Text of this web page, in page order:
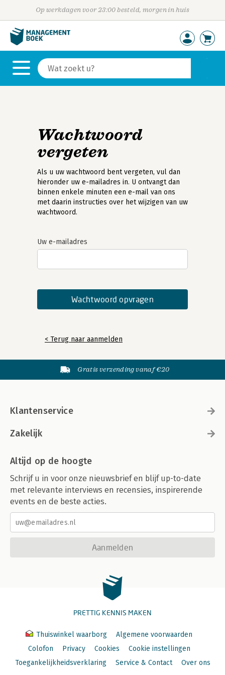
Op werkdagen voor 23:00 besteld, morgen in huis
Wachtwoord
vergeten
Als u uw wachtwoord bent vergeten, vul dan
hieronder uw e-mailadres in. U ontvangt dan
binnen enkele minuten een e-mail van ons
met daarin instructies over het wijzigen van uw
wachtwoord.
Uw e-mailadres
< Terug naar aanmelden
Gratis verzending vanaf €20
Klantenservice
Zakelijk
Altijd op de hoogte
Schrijf u in voor onze nieuwsbrief en blijf up-to-date
met relevante interviews en recensies, inspirerende
events en de beste acties.
Aanmelden
PRETTIG KENNIS MAKEN
Thuiswinkel waarborg
Algemene voorwaarden
Colofon
Privacy Cookies
Cookie instellingen
Toegankelijkheidsverklaring
Service & Contact Over ons